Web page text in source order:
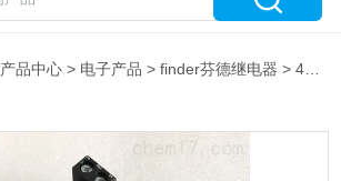
产品中心 > 电子产品 >finder芬德继电器 > 49.61.9.024.0050鼎銮*芬德finder继电器